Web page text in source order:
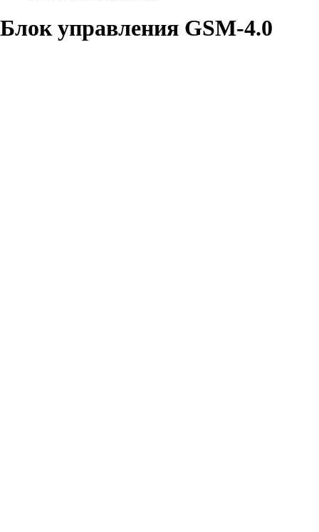
Блок управления GSM-4.0